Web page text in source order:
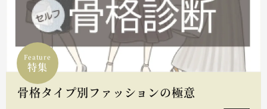
Feature
特集
骨格タイプ別ファッションの極意